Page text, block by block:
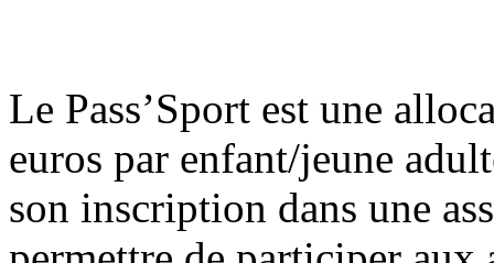
Le Pass’Sport est une
euros par enfant/jeune
son inscription dans une